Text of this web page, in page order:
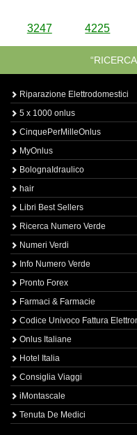
3247 4225
Riparazione Elettrodomestici
5 x 1000 onlus
CinquePerMilleOnlus
MyOnlus
BolognaIdraulico
hair
Libri Best Sellers
Ricerca Numero Verde
Numeri Verdi
Info Numero Verde
Pronto Forex
Farmaci & Farmacie
Codice Univoco Fattura
Onlus Italiane
Hotel Italia
Consiglia Viaggi
iMontascale
Tenuta De Medici